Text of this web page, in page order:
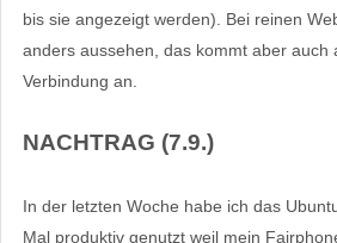
bis sie angezeigt werden). Bei reinen
anders aussehen, das kommt aber auch
Verbindung an.
NACHTRAG (7.9.)
In der letzten Woche habe ich das
Mal produktiv genutzt weil mein